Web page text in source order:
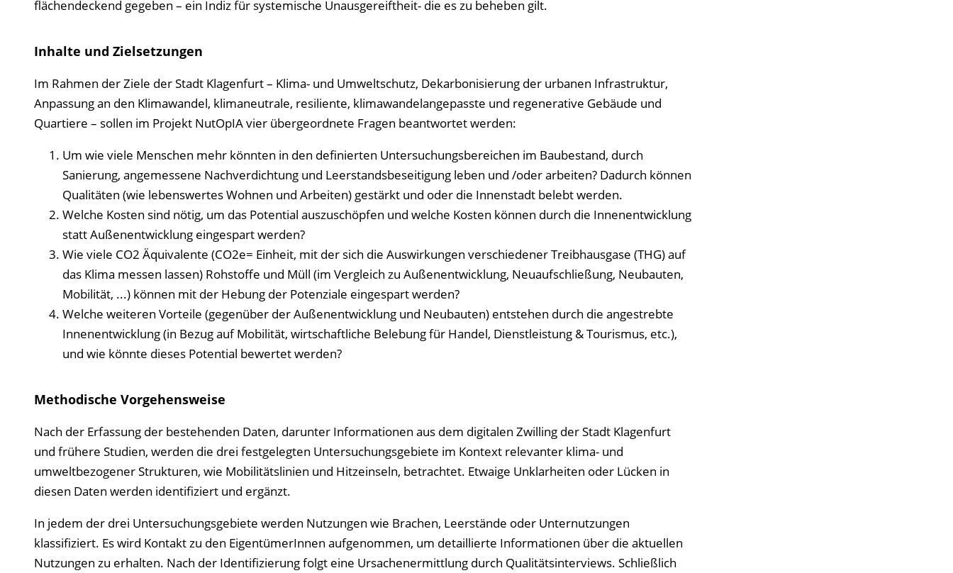
flächendeckend gegeben – ein Indiz für systemische Unausgereiftheit- die es zu beheben gilt.
Inhalte und Zielsetzungen
Im Rahmen der Ziele der Stadt Klagenfurt – Klima- und Umweltschutz, Dekarbonisierung der urbanen Infrastruktur,
Anpassung an den Klimawandel, klimaneutrale, resiliente, klimawandelangepasste und regenerative Gebäude und
Quartiere – sollen im Projekt NutOpIA vier übergeordnete Fragen beantwortet werden:
Um wie viele Menschen mehr könnten in den definierten Untersuchungsbereichen im Baubestand, durch
Sanierung, angemessene Nachverdichtung und Leerstandsbeseitigung leben und /oder arbeiten? Dadurch können
Qualitäten (wie lebenswertes Wohnen und Arbeiten) gestärkt und oder die Innenstadt belebt werden.
Welche Kosten sind nötig, um das Potential auszuschöpfen und welche Kosten können durch die Innenentwicklung
statt Außenentwicklung eingespart werden?
Wie viele CO2 Äquivalente (CO2e= Einheit, mit der sich die Auswirkungen verschiedener Treibhausgase (THG) auf
das Klima messen lassen) Rohstoffe und Müll (im Vergleich zu Außenentwicklung, Neuaufschließung, Neubauten,
Mobilität, ...) können mit der Hebung der Potenziale eingespart werden?
Welche weiteren Vorteile (gegenüber der Außenentwicklung und Neubauten) entstehen durch die angestrebte
Innenentwicklung (in Bezug auf Mobilität, wirtschaftliche Belebung für Handel, Dienstleistung & Tourismus, etc.),
und wie könnte dieses Potential bewertet werden?
Methodische Vorgehensweise
Nach der Erfassung der bestehenden Daten, darunter Informationen aus dem digitalen Zwilling der Stadt Klagenfurt
und frühere Studien, werden die drei festgelegten Untersuchungsgebiete im Kontext relevanter klima- und
umweltbezogener Strukturen, wie Mobilitätslinien und Hitzeinseln, betrachtet. Etwaige Unklarheiten oder Lücken in
diesen Daten werden identifiziert und ergänzt.
In jedem der drei Untersuchungsgebiete werden Nutzungen wie Brachen, Leerstände oder Unternutzungen
klassifiziert. Es wird Kontakt zu den EigentümerInnen aufgenommen, um detaillierte Informationen über die aktuellen
Nutzungen zu erhalten. Nach der Identifizierung folgt eine Ursachenermittlung durch Qualitätsinterviews. Schließlich